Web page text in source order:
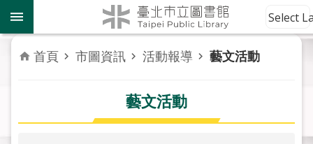
跳到主要內容區塊
到
館
資
訊
者
Select
首頁 市圖資訊 活動報導 藝文活動
藝文活動